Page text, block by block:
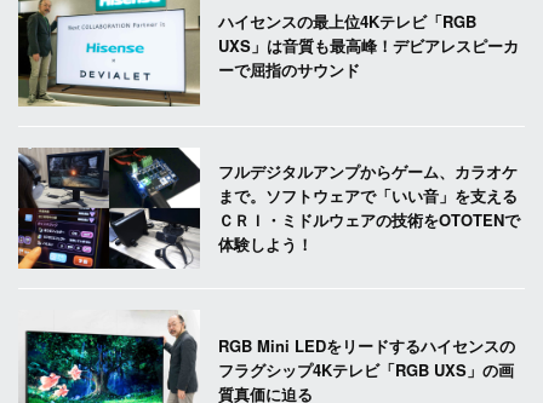
ハイセンスの最上位4Kテレビ「RGB
UXS」は音質も最高峰！デビアレスピーカ
ーで屈指のサウンド
フルデジタルアンプからゲーム、カラオケ
まで。ソフトウェアで「いい音」を支える
ＣＲＩ・ミドルウェアの技術をOTOTENで
体験しよう！
RGB Mini LEDをリードするハイセンスの
フラグシップ4Kテレビ「RGB UXS」の画
質真価に迫る